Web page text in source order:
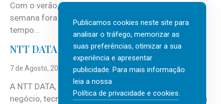
Com o verão, chegam também as férias, os fins-de-
semana fora e os dias em que a casa fica mais
tempo...
NTT DATA Insurtech Global Outlook 2026
7 de Agosto, 2026
A NTT DATA, consultora global em serviços de
negócio, tecnologia e inteligência artificial (IA), acaba
Publicamos cookies neste site para
analisar o tráfego, memorizar as
suas preferências, otimizar a sua
experiência e apresentar
publicidade. Para mais informação
leia a nossa
Política de privacidade e cookies.